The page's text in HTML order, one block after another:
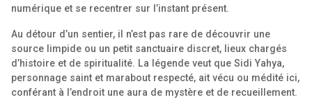
numérique et se recentrer sur l’instant présent.
Au détour d’un sentier, il n’est pas rare de découvrir une
source limpide ou un petit sanctuaire discret, lieux chargés
d’histoire et de spiritualité. La légende veut que Sidi Yahya,
personnage saint et marabout respecté, ait vécu ou médité ici,
conférant à l’endroit une aura de mystère et de recueillement.